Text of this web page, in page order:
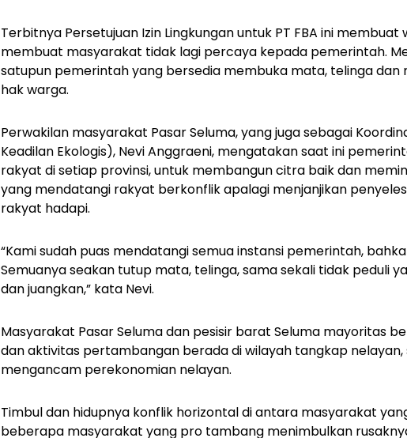
Terbitnya Persetujuan Izin Lingkungan untuk PT FBA ini
membuat masyarakat tidak lagi percaya kepada pemerintah.
satupun pemerintah yang bersedia membuka mata, telinga dan
hak warga.
Perwakilan masyarakat Pasar Seluma, yang juga sebagai
Keadilan Ekologis), Nevi Anggraeni, mengatakan saat ini
rakyat di setiap provinsi, untuk membangun citra baik dan
yang mendatangi rakyat berkonflik apalagi menjanjikan
rakyat hadapi.
“Kami sudah puas mendatangi semua instansi pemerintah,
Semuanya seakan tutup mata, telinga, sama sekali tidak peduli
dan juangkan,” kata Nevi.
Masyarakat Pasar Seluma dan pesisir barat Seluma mayoritas
dan aktivitas pertambangan berada di wilayah tangkap
mengancam perekonomian nelayan.
Timbul dan hidupnya konflik horizontal di antara masyarakat
beberapa masyarakat yang pro tambang menimbulkan